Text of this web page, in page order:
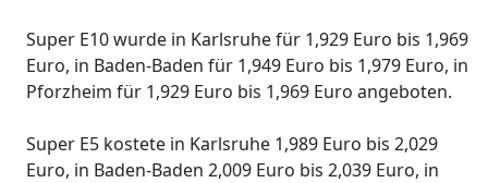
Super E10 wurde in Karlsruhe für 1,929 Euro bis 1,969
Euro, in Baden-Baden für 1,949 Euro bis 1,979 Euro, in
Pforzheim für 1,929 Euro bis 1,969 Euro angeboten.
Super E5 kostete in Karlsruhe 1,989 Euro bis 2,029
Euro, in Baden-Baden 2,009 Euro bis 2,039 Euro, in